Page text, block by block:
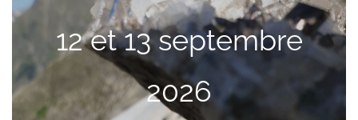
12 et 13 septembre
2026